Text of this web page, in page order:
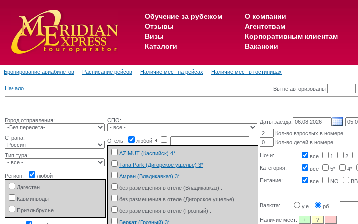
Обучение за рубежом
Отзывы
Визы
Каталоги
О компании
Агентствам
Корпоративным клиентам
Вакансии
Бронирование авиабилетов Расписание рейсов Наличие мест на рейсах Наличие мест в гостиницах
Начало Вы не авторизованы
Город отправления:
Страна:
Тип тура:
Регион:
любой
Дагестан
Кавминводы
Приэльбрусье
Северная Осетия
СПО:
Отель: любой
AZIMUT (Каспийск) 4*
Tana Park (Дигорское ущелье) 3*
Амран (Владикавказ) 3*
без размещения в отеле (Владикавказ) .
без размещения в отеле (Дигорское ущелье) .
без размещения в отеле (Грозный) .
Беркат (Грозный) 3*
Даты заезда:
-
Кол-во взрослых в номере
Кол-во детей в номере
Ночи: все 1 2
Категория:
все 5* 4*
Питание:
все NO BB
Валюта: у.е. рб
Наличие мест: + ? -